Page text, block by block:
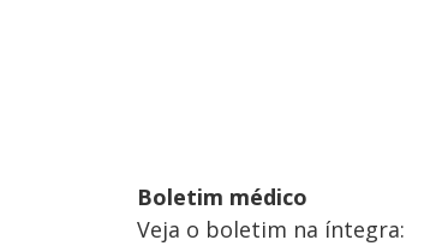
Boletim médico
Veja o boletim na íntegra: